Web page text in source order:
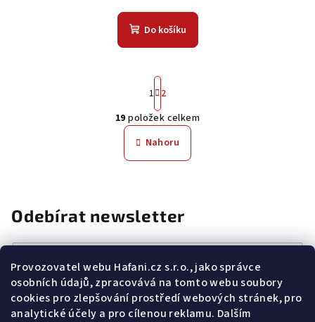
Provozovatel webu Hafani.cz s.r.o., jako správce
osobních údajů, zpracovává na tomto webu soubory
cookies pro zlepšování prostředí webových stránek, pro
analytické účely a pro cílenou reklamu. Dalším
Do košíku
O
v
l
c
í
r
v
k
S
t
r
á
n
k
o
í
1 2
19 položek celkem
Nahoru
Odebírat newsletter
Potvrzuji souhlas svšeobecnými obchodními podmínkami
spodmínkami zpracovávání a ochrany osobních údajů.